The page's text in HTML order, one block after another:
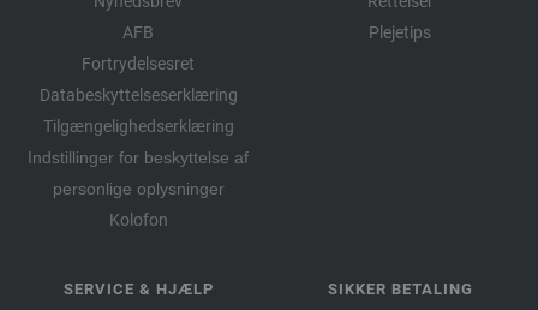
AFB
Fortrydelsesret
Databeskyttelseserklæring
Tilgængelighedserklæring
Indstillinger for beskyttelse af
personlige oplysninger
Kolofon
Plejetips
SERVICE & HJÆLP SIKKER BETALING